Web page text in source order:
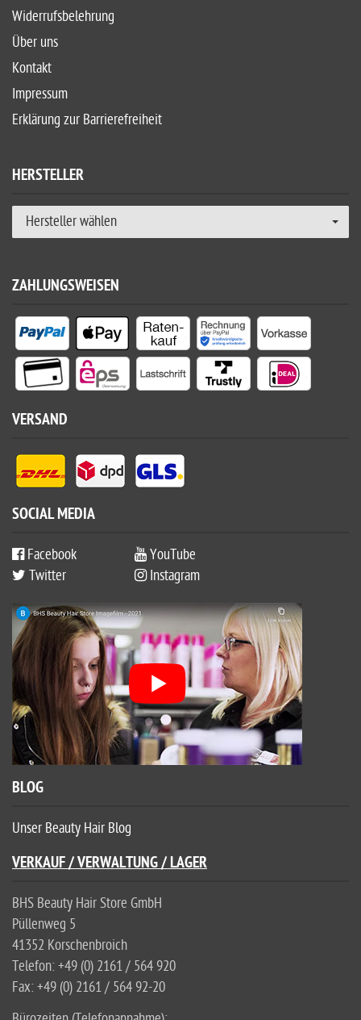
Widerrufsbelehrung
Über uns
Kontakt
Impressum
Erklärung zur Barrierefreiheit
HERSTELLER
Hersteller wählen
ZAHLUNGSWEISEN
VERSAND
SOCIAL MEDIA
Facebook
YouTube
Twitter
Instagram
BLOG
Unser Beauty Hair Blog
VERKAUF / VERWALTUNG / LAGER
BHS Beauty Hair Store GmbH
Püllenweg 5
41352 Korschenbroich
Telefon: +49 (0) 2161 / 564 920
Fax: +49 (0) 2161 / 564 92-20